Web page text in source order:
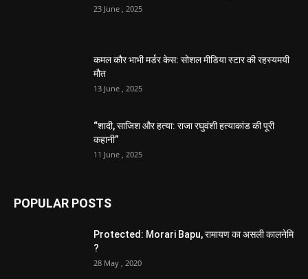
23 June , 2025
कमल कौर भाभी मर्डर केस: सोशल मीडिया स्टार की रहस्यमयी
मौत
13 June , 2025
“शादी, साजिश और हत्या: राजा रघुवंशी हत्याकांड की पूरी
कहानी”
11 June , 2025
POPULAR POSTS
Protected: Morari Bapu, रामायण का असली कालनेमि
?
28 May , 2020